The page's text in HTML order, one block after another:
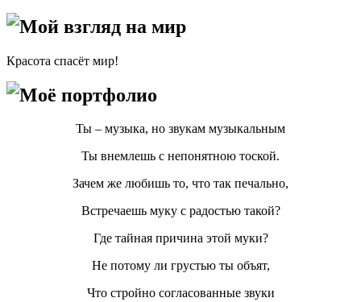
Мой взгляд на мир
Красота спасёт мир!
Моё портфолио
Ты – музыка, но звукам музыкальным
Ты внемлешь с непонятною тоской.
Зачем же любишь то, что так печально,
Встречаешь муку с радостью такой?
Где тайная причина этой муки?
Не потому ли грустью ты объят,
Что стройно согласованные звуки